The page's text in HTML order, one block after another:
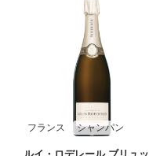
フランス シャンパン